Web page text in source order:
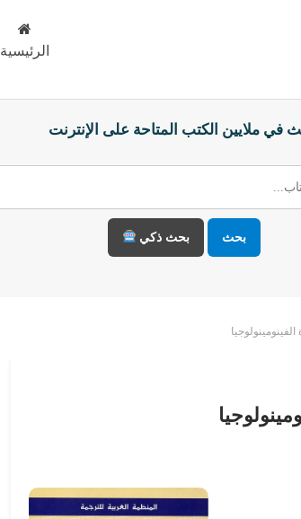
الرئيسية
في ملايين الكتب المتاحة على الإنترنت
بحث بحث ذكي